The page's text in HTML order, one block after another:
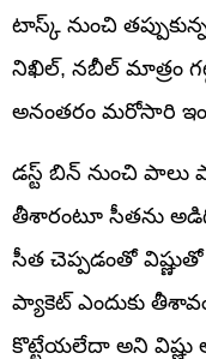
టాస్క్ నుంచి
నిఖిల్, నబీల్ మాత్రం
అనంతరం మరోసారి
డస్ట్ బిన్ నుంచి పాలు
తీశారంటూ సీతను
సీత చెప్పడంతో
ప్యాకెట్ ఎందుకు
కొట్టేయలేదా అని విష్ణు